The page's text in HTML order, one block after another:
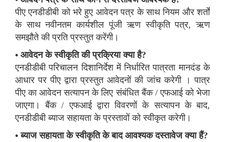
पीए एनडीडीबी को भरे हुए आवेदन पत्र के साथ नियम और शर्तों
के साथ नवीनतम कार्यशील पूंजी ऋण स्वीकृति पत्र, ऋण
समझौते की प्रति प्रस्तुत करेंगी।
• आवेदन के स्वीकृति की प्रक्रिया क्या है?
एनडीडीबी परिचालन दिशानिर्देश में निर्धारित पात्रता मानदंड के
आधार पर पीए द्वारा प्रस्तुत आवेदनों की जांच करेगी । पात्र
पीए का आवेदन सत्यापन के लिए संबंधित बैंक / एफआई को भेजा
जाएगा। बैंक / एफआई द्वारा विवरणों के सत्यापन के बाद,
एनडीडीबी ब्याज सहायता के प्रस्तावों को स्वीकृत करेगी।
• ब्याज सहायता के स्वीकृति के बाद आवश्यक दस्तावेज क्या हैं?